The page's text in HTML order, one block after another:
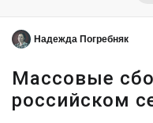
Надежда Погребняк
Массовые
российском